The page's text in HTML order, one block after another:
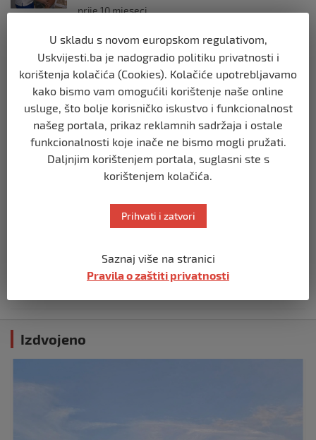
prije 10 mjeseci
REGION
Predsjednik Srbije Aleksandar Vučić
poslao vijenac: Posljednji pozdrav
Halidu
prije 10 mjeseci
REGION
Koza ogrebala dijete u zoološkom vrtu,
roditelji zvali hitnu i policiju: “Došli su
prije 10 mjeseci
Vučić dramatično: “Biće rata, Vojska
Srbije je spremna”
Izdvojeno
U skladu s novom europskom regulativom,
Uskvijesti.ba je nadogradio politiku privatnosti i
korištenja kolačića (Cookies). Kolačiće upotrebljavamo
kako bismo vam omogućili korištenje naše online
usluge, što bolje korisničko iskustvo i funkcionalnost
našeg portala, prikaz reklamnih sadržaja i ostale
funkcionalnosti koje inače ne bismo mogli pružati.
Daljnjim korištenjem portala, suglasni ste s
korištenjem kolačića.
Prihvati i zatvori
Saznaj više na stranici
Pravila o zaštiti privatnosti